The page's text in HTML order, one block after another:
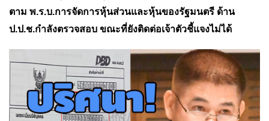
ตาม พ.ร.บ.การจัดการหุ้นส่วนและหุ้นของรัฐมนตรี ด้าน
ป.ป.ช.กำลังตรวจสอบ ขณะที่ยังติดต่อเจ้าตัวชี้แจงไม่ได้